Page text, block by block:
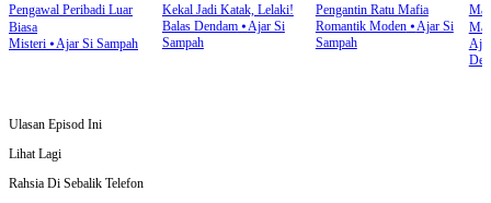
Pengawal Peribadi Luar
Biasa
Misteri ⦁Ajar Si Sampah
Kekal Jadi Katak, Lelaki!
Balas Dendam⦁Ajar Si
Sampah
Pengantin Ratu Mafia
Romantik Moden⦁Ajar Si
Sampah
Ulasan Episod Ini
Lihat Lagi
Rahsia Di Sebalik Telefon